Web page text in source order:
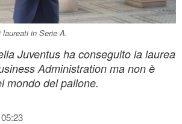
in Serie A.
Juventus ha conseguito la laurea
Administration ma non è
mondo del pallone.